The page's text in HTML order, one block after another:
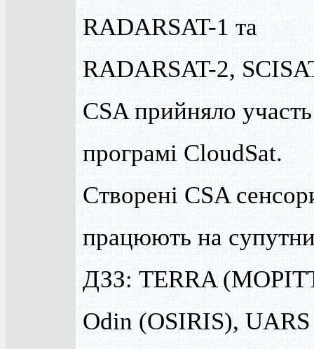
RADARSAT-1 та
RADARSAT-2,
CSA прийняло
програмі CloudSat.
Створені CSA
працюють на
ДЗЗ: TERRA
Odin (OSIRIS), UARS